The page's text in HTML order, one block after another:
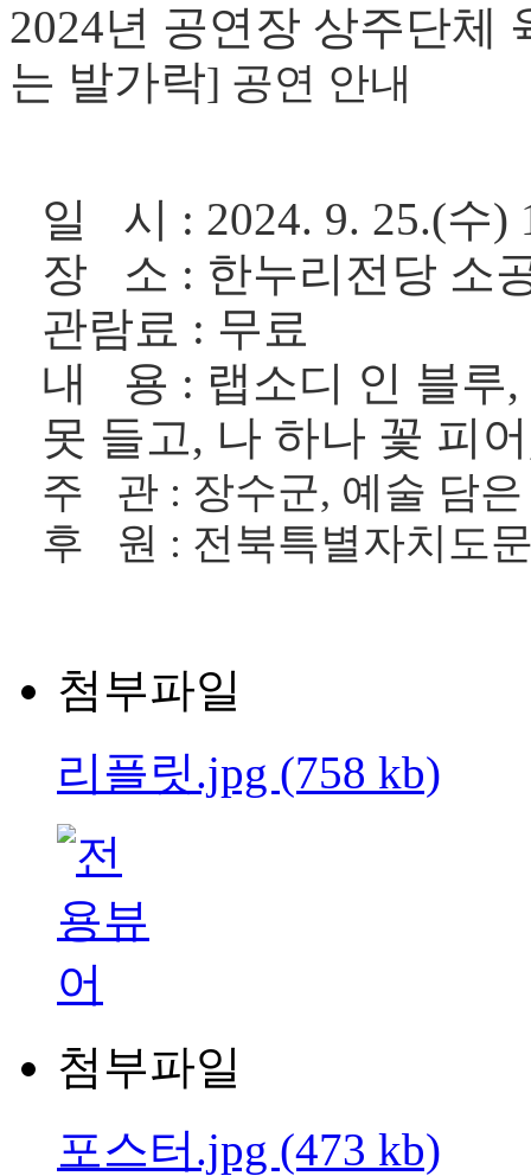
2024년 공연장 상주단체
는 발가락] 공연 안내
일 시 : 2024. 9. 25.(수)
장 소 : 한누리전당 소
관람료 : 무료
내 용 : 랩소디 인 블루,
못 들고, 나 하나 꽃 피
주 관 : 장수군, 예술 담은
후 원 : 전북특별자치도
첨부파일
리플릿.jpg (758 kb)
첨부파일
포스터.jpg (473 kb)